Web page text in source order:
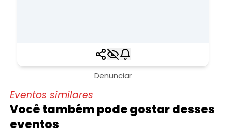
Denunciar
Eventos similares
Você também pode gostar desses
eventos